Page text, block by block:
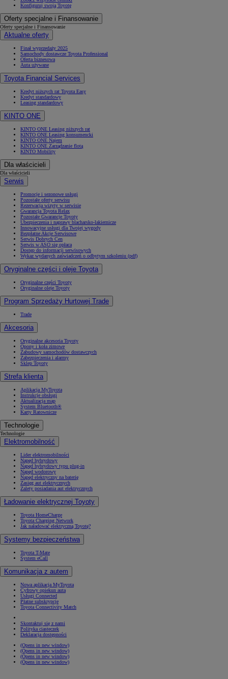
Konfiguruj swoją Toyotę
Oferty specjalne i Finansowanie
Oferty specjalne i Finansowanie
Aktualne oferty
Finał wyprzedaży 2025
Samochody dostawcze Toyota Professional
Oferta biznesowa
Auta używane
Toyota Financial Services
Kredyt niższych rat Toyota Easy
Kredyt standardowy
Leasing standardowy
KINTO ONE
KINTO ONE Leasing niższych rat
KINTO ONE Leasing konsumencki
KINTO ONE Najem
KINTO ONE Zarządzanie flotą
KINTO Mobility
Dla właścicieli
Dla właścicieli
Serwis
Promocje i sezonowe usługi
Pozostałe oferty serwisu
Rezerwacja wizyty w serwisie
Gwarancja Toyota Relax
Pozostałe Gwarancje Toyoty
Ubezpieczenia i naprawy blacharsko-lakiernicze
Innowacyjne usługi dla Twojej wygody
Bezpłatne Akcje Serwisowe
Serwis Dobrych Cen
Serwis w ASO się opłaca
Dostęp do informacji serwisowych
Wykaz wydanych zaświadczeń o odbytym szkoleniu (pdf)
Oryginalne części i oleje Toyota
Oryginalne części Toyoty
Oryginalne oleje Toyoty
Program Sprzedaży Hurtowej Trade
Trade
Akcesoria
Oryginalne akcesoria Toyoty
Opony i koła zimowe
Zabudowy samochodów dostawczych
Zabezpieczenia i alarmy
Sklep Toyoty
Strefa klienta
Aplikacja MyToyota
Instrukcje obsługi
Aktualizacja map
System Bluetooth®
Karty Ratownicze
Technologie
Technologie
Elektromobilność
Lider elektromobilności
Napęd hybrydowy
Napęd hybrydowy typu plug-in
Napęd wodorowy
Napęd elektryczny na baterię
Zasięg aut elektrycznych
Zalety posiadania aut elektrycznych
Ładowanie elektrycznej Toyoty
Toyota HomeCharge
Toyota Charging Network
Jak naładować elektryczną Toyotę?
Systemy bezpieczeństwa
Toyota T-Mate
System eCall
Komunikacja z autem
Nowa aplikacja MyToyota
Cyfrowy opiekun auta
Usługi Connected
Płatne subskrypcje
Toyota Connectivity Match
Skontaktuj się z nami
Polityka ciasteczek
Deklaracja dostępności
(Opens in new window)
(Opens in new window)
(Opens in new window)
(Opens in new window)